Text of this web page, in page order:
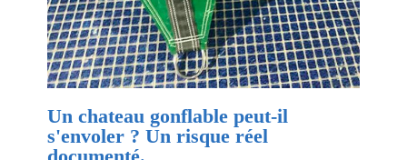
Un chateau gonflable peut-il
s'envoler ? Un risque réel